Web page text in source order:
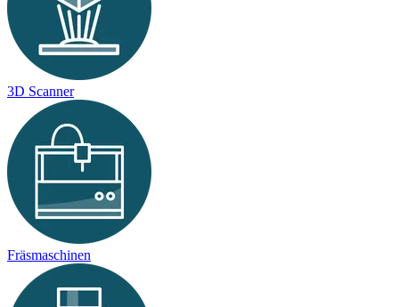
3D Scanner
Fräsmaschinen